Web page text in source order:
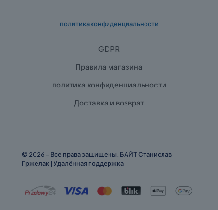
политика конфиденциальности
GDPR
Правила магазина
политика конфиденциальности
Доставка и возврат
© 2026 - Все права защищены. БАЙТ Станислав
Гржелак | Удалённая поддержка